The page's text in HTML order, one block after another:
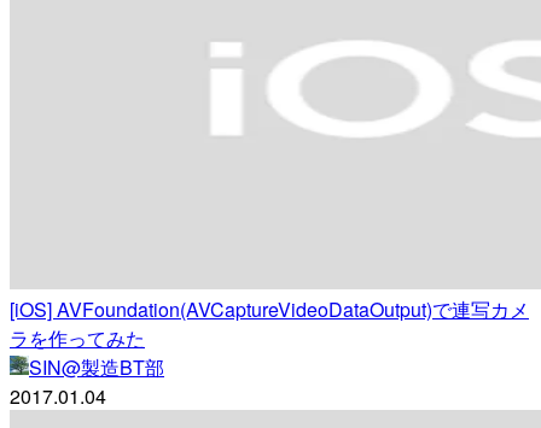
[iOS] AVFoundation(AVCaptureVideoDataOutput)で連写カメ
ラを作ってみた
SIN@製造BT部
2017.01.04